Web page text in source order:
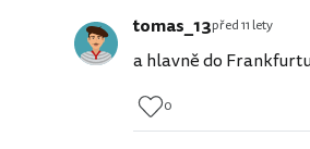
tomas_13před 11 lety
a hlavně do
0